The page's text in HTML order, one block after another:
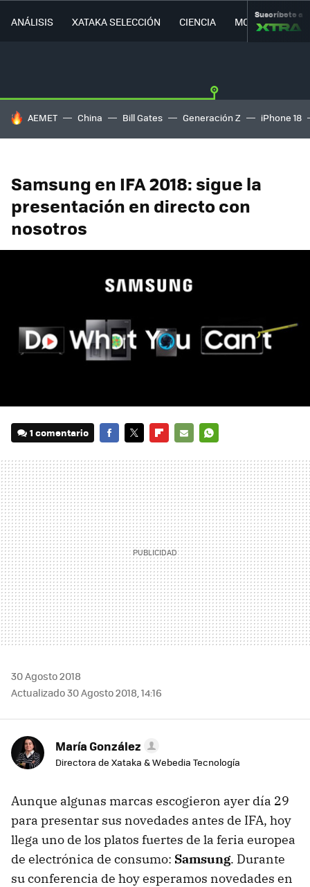
ANÁLISIS XATAKA SELECCIÓN CIENCIA MOVILIDAD
Suscríbete a
HOY SE HABLA DE
AEMET China Bill Gates Generación Z iPhone 18
Samsung en IFA 2018: sigue la
presentación en directo con
nosotros
1 comentario
MAIL
30 Agosto 2018
Actualizado 30 Agosto 2018, 14:16
María González
Directora de Xataka & Webedia Tecnología
Aunque algunas marcas escogieron ayer día 29
para presentar sus novedades antes de IFA, hoy
llega uno de los platos fuertes de la feria europea
de electrónica de consumo: Samsung. Durante
su conferencia de hoy esperamos novedades en